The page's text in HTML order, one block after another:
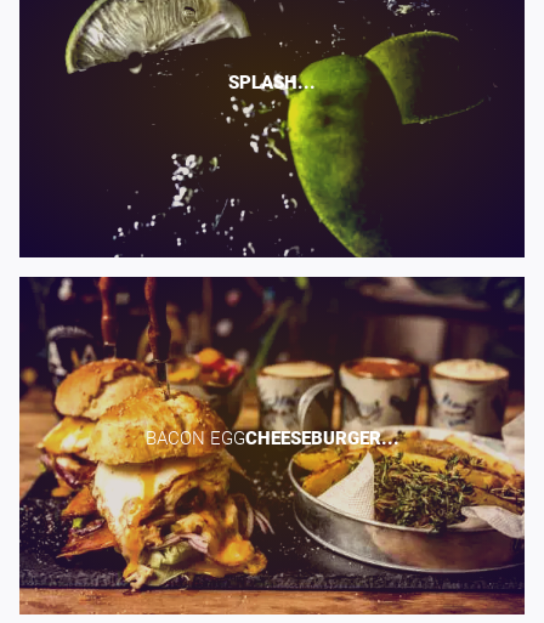
SPLASH...
BACON EGG​CHEESEBURGER...